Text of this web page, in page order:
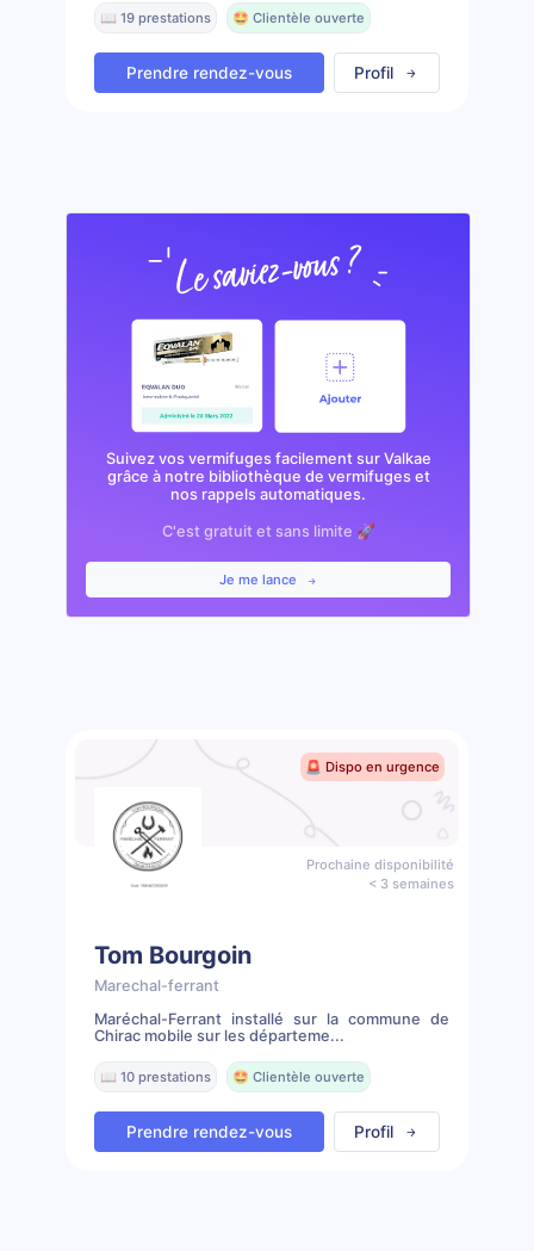
📖 19 prestations 🤩 Clientèle ouverte
Prendre rendez-vous Profil
Suivez vos vermifuges facilement sur Valkae
grâce à notre bibliothèque de vermifuges et
nos rappels automatiques.
C'est gratuit et sans limite 🚀
Je me lance
🚨 Dispo en urgence
Prochaine disponibilité
< 3 semaines
Tom Bourgoin
Marechal-ferrant
Maréchal-Ferrant installé sur la commune de
Chirac mobile sur les départeme...
📖 10 prestations 🤩 Clientèle ouverte
Prendre rendez-vous Profil